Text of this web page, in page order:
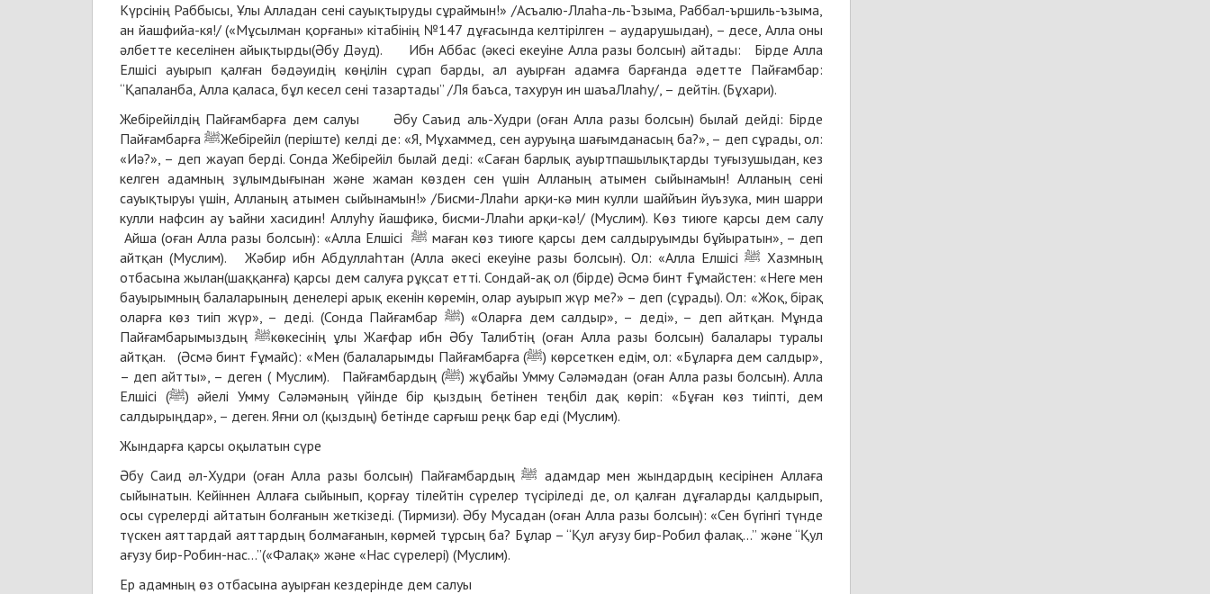
Күрсінің Раббысы, Ұлы Алладан сені сауықтыруды сұраймын!» /Асъалю-Ллаһа-ль-Ъзыма, Раббал-ършиль-ъзыма,
ан йашфийа-кя!/ («Мұсылман қорғаны» кітабінің №147 дұғасында келтірілген – аударушыдан), – десе, Алла оны
әлбетте кеселінен айықтырды(Әбу Дәуд). Ибн Аббас (әкесі екеуіне Алла разы болсын) айтады: Бірде Алла
Елшісі ауырып қалған бәдәуидің көңілін сұрап барды, ал ауырған адамға барғанда әдетте Пайғамбар:
“Қапаланба, Алла қаласа, бұл кесел сені тазартады” /Ля баъса, тахурун ин шаъаЛлаһу/, – дейтін. (Бұхари).
Жебірейілдің Пайғамбарға дем салуы Әбу Саъид аль-Худри (оған Алла разы болсын) былай дейді: Бірде
Пайғамбарға ﷺЖебірейіл (періште) келді де: «Я, Мұхаммед, сен ауруыңа шағымданасың ба?», – деп сұрады, ол:
«Иә?», – деп жауап берді. Сонда Жебірейіл былай деді: «Саған барлық ауыртпашылықтарды туғызушыдан, кез
келген адамның зұлымдығынан және жаман көзден сен үшін Алланың атымен сыйынамын! Алланың сені
сауықтыруы үшін, Алланың атымен сыйынамын!» /Бисми-Ллаһи арқи-кә мин кулли шаййъин йуъзука, мин шарри
кулли нафсин ау ъайни хасидин! Аллуһу йашфикә, бисми-Ллаһи арқи-кә!/ (Муслим). Көз тиюге қарсы дем салу
Айша (оған Алла разы болсын): «Алла Елшісі ﷺ маған көз тиюге қарсы дем салдыруымды бұйыратын», – деп
айтқан (Муслим). Жәбир ибн Абдуллаһтан (Алла әкесі екеуіне разы болсын). Ол: «Алла Елшісі ﷺ Хазмның
отбасына жылан(шаққанға) қарсы дем салуға рұқсат етті. Сондай-ақ ол (бірде) Әсмә бинт Ғұмайстен: «Неге мен
бауырымның балаларының денелері арық екенін көремін, олар ауырып жүр ме?» – деп (сұрады). Ол: «Жоқ, бірақ
оларға көз тиіп жүр», – деді. (Сонда Пайғамбар ﷺ) «Оларға дем салдыр», – деді», – деп айтқан. Мұнда
Пайғамбарымыздың ﷺкөкесінің ұлы Жағфар ибн Әбу Талибтің (оған Алла разы болсын) балалары туралы
айтқан. (Әсмә бинт Ғұмайс): «Мен (балаларымды Пайғамбарға (ﷺ) көрсеткен едім, ол: «Бұларға дем салдыр»,
– деп айтты», – деген ( Муслим). Пайғамбардың (ﷺ) жұбайы Умму Сәләмәдан (оған Алла разы болсын). Алла
Елшісі (ﷺ) әйелі Умму Сәләмәның үйінде бір қыздың бетінен теңбіл дақ көріп: «Бұған көз тиіпті, дем
салдырыңдар», – деген. Яғни ол (қыздың) бетінде сарғыш реңк бар еді (Муслим).
Жындарға қарсы оқылатын сүре
Әбу Саид әл-Худри (оған Алла разы болсын) Пайғамбардың ﷺ адамдар мен жындардың кесірінен Аллаға
сыйынатын. Кейіннен Аллаға сыйынып, қорғау тілейтін сүрелер түсіріледі де, ол қалған дұғаларды қалдырып,
осы сүрелерді айтатын болғанын жеткізеді. (Тирмизи). Әбу Мусадан (оған Алла разы болсын): «Сен бүгінгі түнде
түскен аяттардай аяттардың болмағанын, көрмей тұрсың ба? Бұлар – “Қул ағузу бир-Робил фалақ…” және “Қул
ағузу бир-Робин-нас…”(«Фалақ» және «Нас сүрелері) (Муслим).
Ер адамның өз отбасына ауырған кездерінде дем салуы